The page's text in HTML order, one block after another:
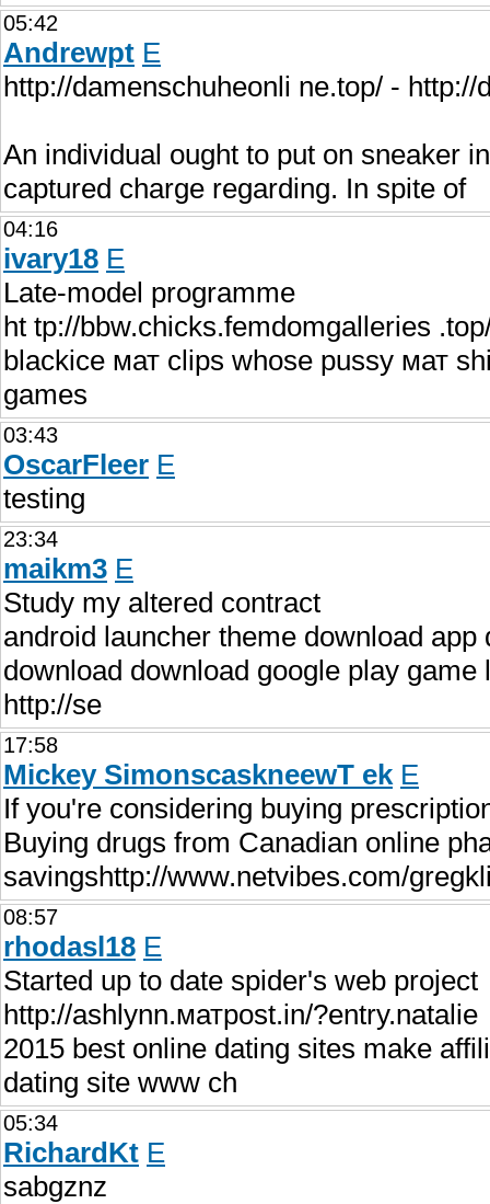
05:42
Andrewpt E
http://damenschuheonli ne.top/ -
An individual ought to put on sneaker
captured charge regarding. In spite of
04:16
ivary18 E
Late-model programme
ht tp://bbw.chicks.femdomgalleries
blackice мат clips whose pussy мат
games
03:43
OscarFleer E
testing
23:34
maikm3 E
Study my altered contract
android launcher theme download
download download google play
http://se
17:58
Mickey SimonscaskneewT ek E
If you're considering buying
Buying drugs from Canadian online
savingshttp://www.netvibes.com/
08:57
rhodasl18 E
Started up to date spider's web project
http://ashlynn.матpost.in/?entry.natalie
2015 best online dating sites make
dating site www ch
05:34
RichardKt E
sabgznz